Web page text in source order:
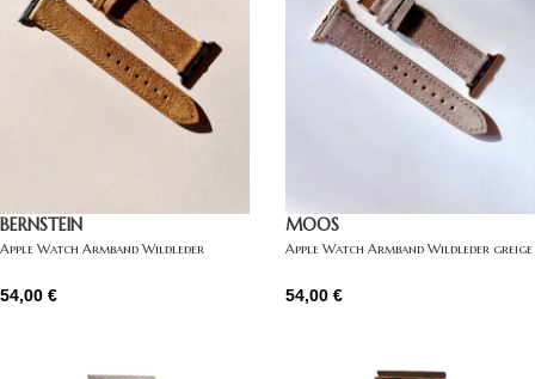
BERNSTEIN
Apple Watch Armband Wildleder
54,00 €
MOOS
Apple Watch Armband Wildleder greige
54,00 €